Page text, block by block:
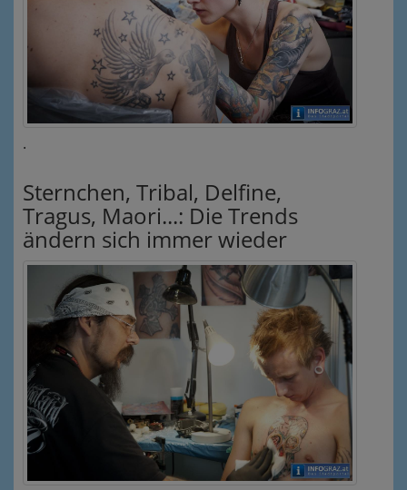
.
Sternchen, Tribal, Delfine,
Tragus, Maori...: Die Trends
ändern sich immer wieder